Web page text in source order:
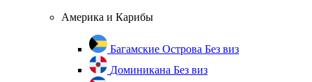
Америка и Карибы
Багамские Острова Без виз
Доминикана Без виз